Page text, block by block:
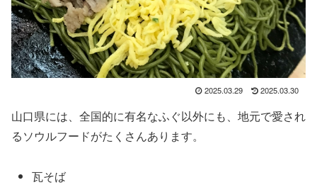
2025.03.29 2025.03.30
山口県には、全国的に有名なふぐ以外にも、地元で愛され
るソウルフードがたくさんあります。
瓦そば